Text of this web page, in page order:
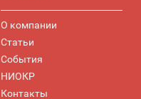
О компании
Статьи
События
НИОКР
Контакты